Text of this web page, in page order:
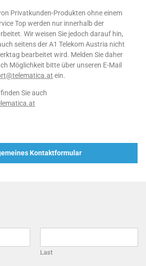
Privatkunden-Produkten ohne einem
Top werden nur innerhalb der
Wir weisen Sie jedoch darauf hin,
seitens der A1 Telekom Austria nicht
bearbeitet wird. Melden Sie daher
Möglichkeit bitte über unseren E-Mail
ein.
Sie auch
Kontaktformular
Last